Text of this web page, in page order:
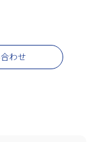
わせ